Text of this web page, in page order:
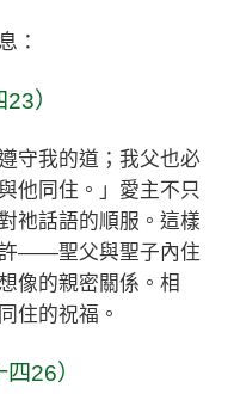
：
）
我的道；我父也必
他同住。」愛主不只
祂話語的順服。這樣
許——聖父與聖子內住
像的親密關係。相
住的祝福。
26）